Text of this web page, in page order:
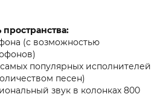
пространства:
(с возможностью
популярных исполнителей
песен)
звук в колонках 800